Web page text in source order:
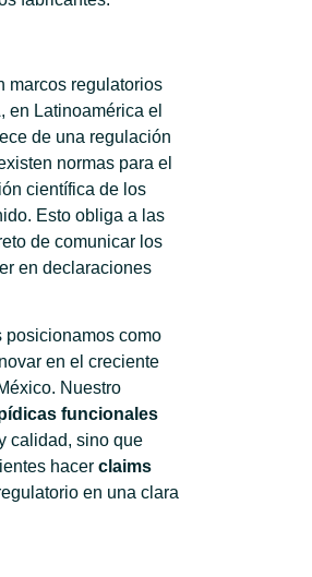
marcos regulatorios
en Latinoamérica el
de una regulación
normas para el
científica de los
Esto obliga a las
de comunicar los
en declaraciones
posicionamos como
en el creciente
Nuestro
funcionales
calidad, sino que
hacer claims
en una clara